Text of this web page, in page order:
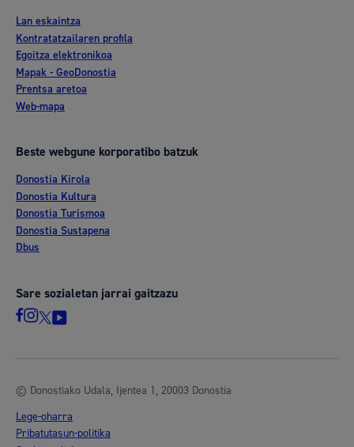
Lan eskaintza
Kontratatzailaren profila
Egoitza elektronikoa
Mapak - GeoDonostia
Prentsa aretoa
Web-mapa
Beste webgune korporatibo batzuk
Donostia Kirola
Donostia Kultura
Donostia Turismoa
Donostia Sustapena
Dbus
Sare sozialetan jarrai gaitzazu
© Donostiako Udala, Ijentea 1, 20003 Donostia
Lege-oharra
Pribatutasun-politika